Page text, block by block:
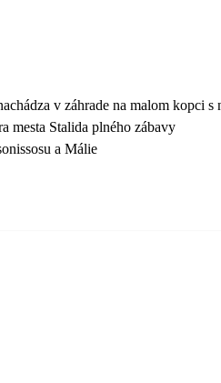
v záhrade na malom kopci
mesta Stalida plného zábavy
a Málie